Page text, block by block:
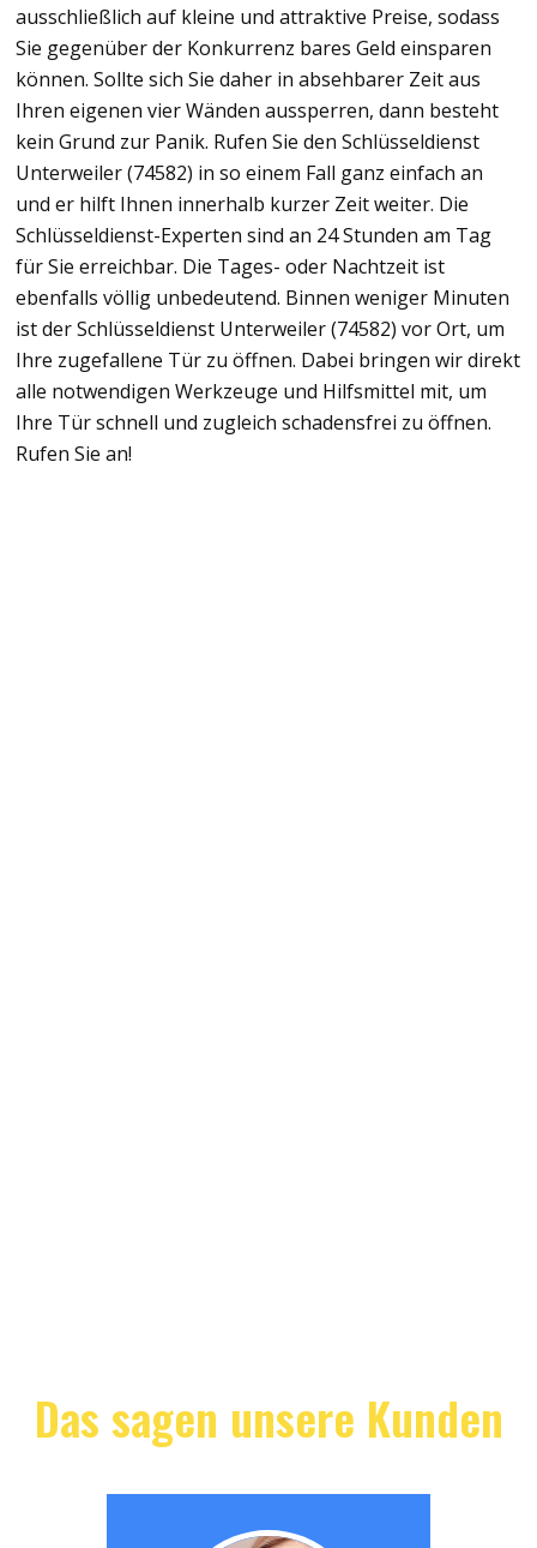
ausschließlich auf kleine und attraktive Preise, sodass
Sie gegenüber der Konkurrenz bares Geld einsparen
können. Sollte sich Sie daher in absehbarer Zeit aus
Ihren eigenen vier Wänden aussperren, dann besteht
kein Grund zur Panik. Rufen Sie den Schlüsseldienst
Unterweiler (74582) in so einem Fall ganz einfach an
und er hilft Ihnen innerhalb kurzer Zeit weiter. Die
Schlüsseldienst-Experten sind an 24 Stunden am Tag
für Sie erreichbar. Die Tages- oder Nachtzeit ist
ebenfalls völlig unbedeutend. Binnen weniger Minuten
ist der Schlüsseldienst Unterweiler (74582) vor Ort, um
Ihre zugefallene Tür zu öffnen. Dabei bringen wir direkt
alle notwendigen Werkzeuge und Hilfsmittel mit, um
Ihre Tür schnell und zugleich schadensfrei zu öffnen.
Rufen Sie an!
Das sagen unsere Kunden